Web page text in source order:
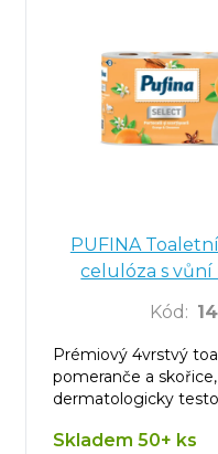
PUFINA
celulóza s vůní
Kód :
Prémiový 4vrstvý
pomeranče a
dermatologicky
Skladem 50+ ks